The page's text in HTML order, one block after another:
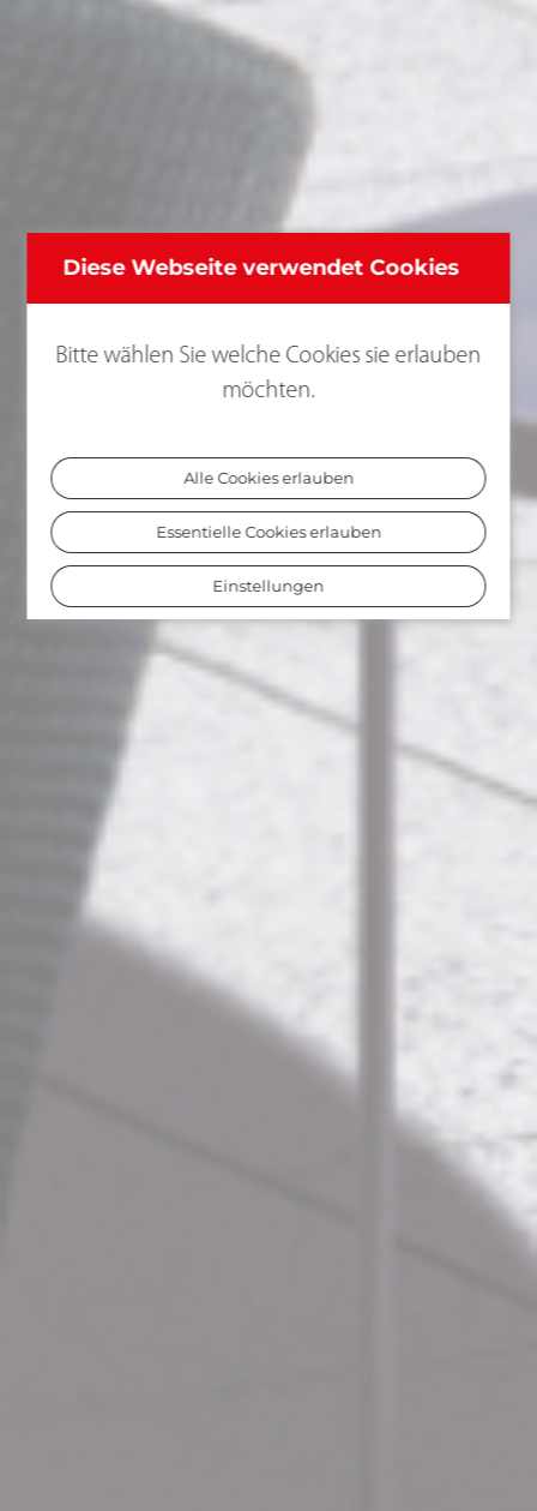
Diese Webseite verwendet Cookies
Bitte wählen Sie welche Cookies sie erlauben
möchten.
Alle Cookies erlauben
Essentielle Cookies erlauben
Einstellungen